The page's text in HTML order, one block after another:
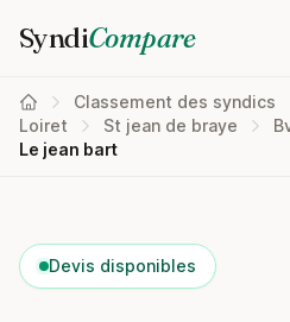
SyndiCompare
Classement des syndics
Loiret
St jean de braye
Le jean bart
Devis disponibles